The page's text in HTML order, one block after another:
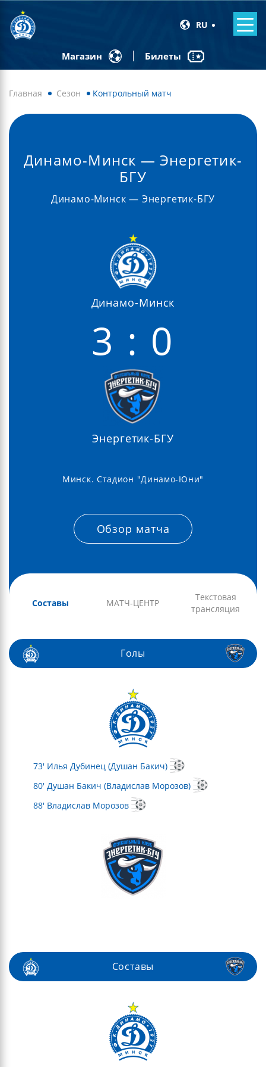
RU
Магазин Билеты
Главная Сезон Контрольный матч
Динамо-Минск — Энергетик-
БГУ
Динамо-Минск — Энергетик-БГУ
Динамо-Минск
3 : 0
Энергетик-БГУ
Минск. Стадион "Динамо-Юни"
Обзор матча
Составы МАТЧ-ЦЕНТР
Текстовая
трансляция
Голы
73' Илья Дубинец (Душан Бакич)
80' Душан Бакич (Владислав Морозов)
88' Владислав Морозов
Составы